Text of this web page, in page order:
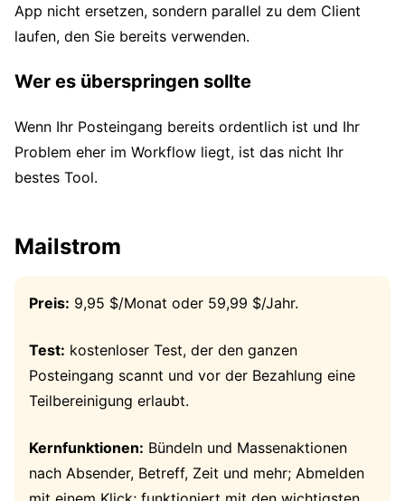
App nicht ersetzen, sondern parallel zu dem Client
laufen, den Sie bereits verwenden.
Wer es überspringen sollte
Wenn Ihr Posteingang bereits ordentlich ist und Ihr
Problem eher im Workflow liegt, ist das nicht Ihr
bestes Tool.
Mailstrom
Preis: 9,95 $/Monat oder 59,99 $/Jahr.
Test: kostenloser Test, der den ganzen
Posteingang scannt und vor der Bezahlung eine
Teilbereinigung erlaubt.
Kernfunktionen: Bündeln und Massenaktionen
nach Absender, Betreff, Zeit und mehr; Abmelden